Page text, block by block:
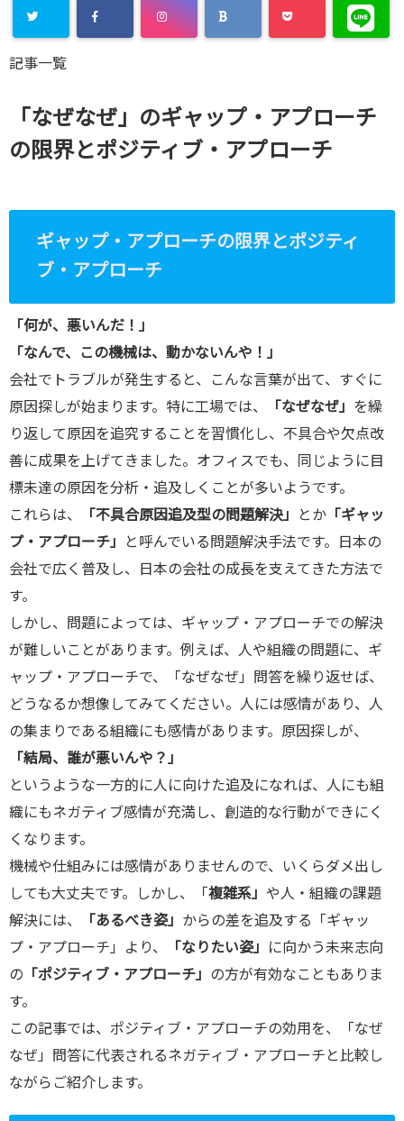
/home/xs8
komiya.com
/public_htm
cache.php
on line2897
記事一覧
「なぜなぜ」のギャップ・アプローチ
の限界とポジティブ・アプローチ
ギャップ・アプローチの限界とポジティ
ブ・アプローチ
「何が、悪いんだ！」
「なんで、この機械は、動かないんや！」
会社でトラブルが発生すると、こんな言葉が出て、すぐに
原因探しが始まります。特に工場では、
「なぜなぜ」 を繰
り返して原因を追究することを習慣化し、不具合や欠点改
善に成果を上げてきました。オフィスでも、同じように目
標未達の原因を分析・追及しくことが多いようです。
これらは、
「不具合原因追及型の問題解決」 とか 「ギャッ
プ・アプローチ」
と呼んでいる問題解決手法です。日本の
会社で広く普及し、日本の会社の成長を支えてきた方法で
す。
しかし、問題によっては、ギャップ・アプローチでの解決
が難しいことがあります。例えば、人や組織の問題に、ギ
ャップ・アプローチで、「なぜなぜ」問答を繰り返せば、
どうなるか想像してみてください。人には感情があり、人
の集まりである組織にも感情があります。原因探しが、
「結局、誰が悪いんや？」
というような一方的に人に向けた追及になれば、人にも組
織にもネガティブ感情が充満し、創造的な行動ができにく
くなります。
機械や仕組みには感情がありませんので、いくらダメ出し
しても大丈夫です。しかし、「 複雑系」 や人・組織の課題
解決には、
「あるべき姿」 からの差を追及する「ギャッ
プ・アプローチ」より、
「なりたい姿」
に向かう未来志向
の 「ポジティブ・アプローチ」 の方が有効なこともありま
す。
この記事では、ポジティブ・アプローチの効用を、「なぜ
なぜ」問答に代表されるネガティブ・アプローチと比較し
ながらご紹介します。